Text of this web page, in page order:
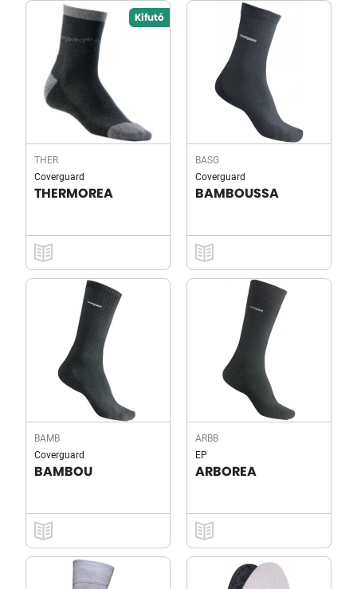
Kifutó
THER
Coverguard
THERMOREA
BASG
Coverguard
BAMBOUSSA
BAMB
Coverguard
BAMBOU
ARBB
EP
ARBOREA